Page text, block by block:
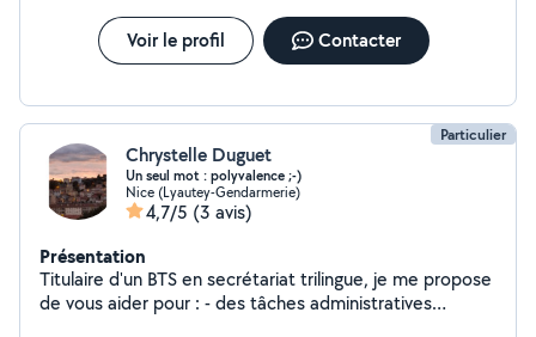
Voir le profil Contacter
Particulier
Chrystelle Duguet
Un seul mot : polyvalence ;-)
Nice (Lyautey-Gendarmerie)
4,7/5 (3 avis)
Présentation
Titulaire d'un BTS en secrétariat trilingue, je me propose
de vous aider pour : - des tâches administratives